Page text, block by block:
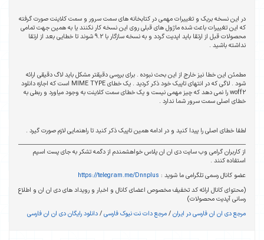
در این نسخه بریک و تغییرات مهمی در کتابخانه های سمت سرور و سمت کلاینت صورت گرفته
که این تغییرات باعث شده ماژول های قبلی روی این نسخه کار نکنند یا به همین جهت تمامی
محصولات قبل از ارتقا باید اپدیت گردد و به نسخه سازگار با 9.2 شوند تا خطایی بعد از ارتقا
نداشته باشید .
مطمئن این خطا نیز خارج از این بحث نبوده . برای بررسی دقیقتر مشکل باید لاگ دقیقی ارائه
شود . لاگی که در انتهای تاپیک خود ذکر کردید . یک خطای MIME TYPE است که اجازه دانلود
woff2 را نمی دهد که چیز مهمی نیست و یک خطای سمت کلاینت به وجود میاورد و ربطی به
خطای اصلی سمت سرور شما ندارد .
لطفا خطای اصلی را پیدا کنید و در ادامه همین تاپیک ذکر کنید تا راهنمایی لازم صورت گیرد .
از کاربران گرامی وب سایت دی ان ان پلاس خواهشمندم از دگمه تشکر به جای پست اسپم
استفاده کنند .
عضو کانال رسمی تلگرامی ما شوید :https://telegram.me/Dnnplus
(محتوای کانال ارائه کد تخفیف مخصوص اعضای کانال و اخبار و رویداد های دی ان ان و اطلاع
رسانی آپدیت محصولات)
مرجع دی ان ان فارسی در ایران /مرجع دات نت نیوک فارسی/دانلود رایگان دی ان ان فارسی